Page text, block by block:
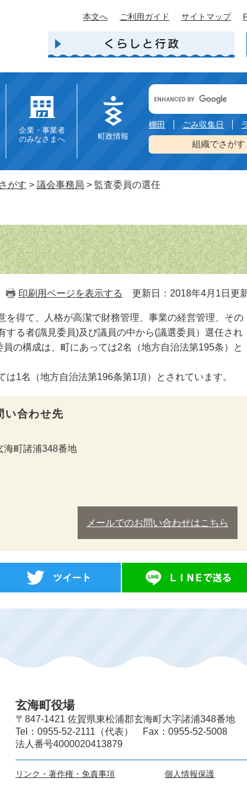
本文へ ご利用ガイド サイトマップ
企業・事業者
のみなさまへ
町政情報
Google
カ
ス
タ
ム
検
索
棚田 ごみ収集日
組織でさがす
がす > 議会事務局 > 監査委員の選任
印刷用ページを表示する 更新日：2018年4月1日更
得て、人格が高潔で財務管理、事業の経営管理、その
する者(識見委員)及び議員の中から(議選委員）選任され
の構成は、町にあっては2名（地方自治法第195条）と
1名（地方自治法第196条第1項）とされています。
い合わせ先
海町諸浦348番地
メールでのお問い合わせはこちら
玄海町役場
〒847-1421 佐賀県東松浦郡玄海町大字諸浦348番地
Tel：0955-52-2111（代表） Fax：0955-52-5008
法人番号4000020413879
リンク・著作権・免責事項 個人情報保護